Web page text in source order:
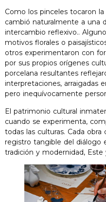
Como los pinceles tocaron
cambió naturalmente a una
intercambio reflexivo..
motivos florales o
otros experimentaron con
por sus propios orígenes
porcelana resultantes
interpretaciones, arraigadas
pero inequívocamente
El patrimonio cultural
cuando se experimenta,
todas las culturas. Cada
registro tangible del diálogo
tradición y modernidad, Este